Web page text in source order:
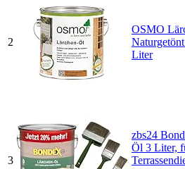
2
OSMO
Liter
3
zbs24
Öl 3 Liter,